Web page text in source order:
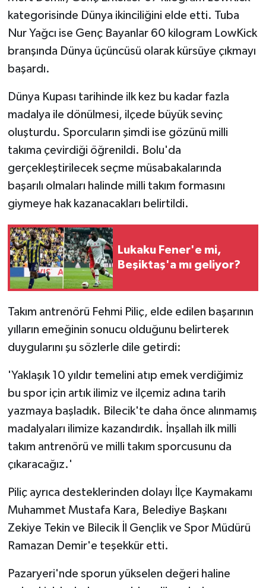
kategorisinde Dünya ikinciliğini elde etti. Tuba
Nur Yağcı ise Genç Bayanlar 60 kilogram LowKick
branşında Dünya üçüncüsü olarak kürsüye çıkmayı
başardı.
Dünya Kupası tarihinde ilk kez bu kadar fazla
madalya ile dönülmesi, ilçede büyük sevinç
oluşturdu. Sporcuların şimdi ise gözünü milli
takıma çevirdiği öğrenildi. Bolu'da
gerçekleştirilecek seçme müsabakalarında
başarılı olmaları halinde milli takım formasını
giymeye hak kazanacakları belirtildi.
Lukaku Fener'e mi,
Beşiktaş'a mı geliyor?
Takım antrenörü Fehmi Piliç, elde edilen başarının
yılların emeğinin sonucu olduğunu belirterek
duygularını şu sözlerle dile getirdi:
'Yaklaşık 10 yıldır temelini atıp emek verdiğimiz
bu spor için artık ilimiz ve ilçemiz adına tarih
yazmaya başladık. Bilecik'te daha önce alınmamış
madalyaları ilimize kazandırdık. İnşallah ilk milli
takım antrenörü ve milli takım sporcusunu da
çıkaracağız.'
Piliç ayrıca desteklerinden dolayı İlçe Kaymakamı
Muhammet Mustafa Kara, Belediye Başkanı
Zekiye Tekin ve Bilecik İl Gençlik ve Spor Müdürü
Ramazan Demir'e teşekkür etti.
Pazaryeri'nde sporun yükselen değeri haline